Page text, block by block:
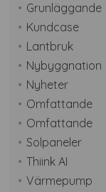
Grunläggande
Kundcase
Lantbruk
Nybyggnation
Nyheter
Omfattande
Omfattande
Solpaneler
Thiink AI
Värmepump